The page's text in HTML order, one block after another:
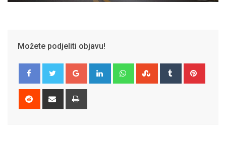
Možete podjeliti objavu!
Google+ LinkedIn WhatsappStumbleUpon
Tumblr
Reddit
Share